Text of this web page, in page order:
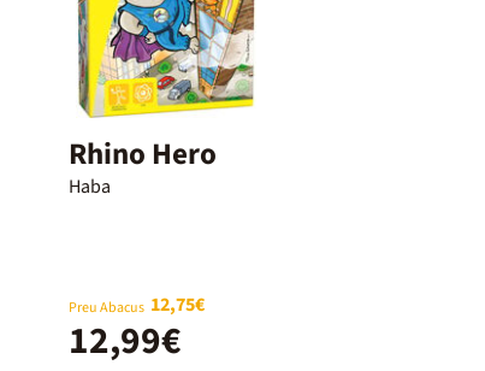
Rhino Hero
Haba
Preu Abacus 12,75€
12,99€